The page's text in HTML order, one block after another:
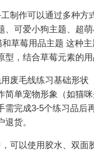
制作可以通过多种方
、可爱小狗主题、超
草莓用品主题 这种主
型，结合草莓元素的用
废毛线练习基础形状
简单宠物形象（如猫
需完成3-5个练习品后
货。
可以使用胶水、双面